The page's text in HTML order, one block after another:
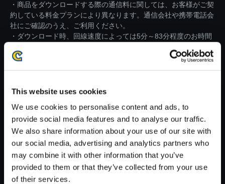
This website uses cookies
We use cookies to personalise content and ads, to
provide social media features and to analyse our traffic.
We also share information about your use of our site with
our social media, advertising and analytics partners who
may combine it with other information that you’ve
provided to them or that they’ve collected from your use
of their services.
・商品をダウンロードする際の通信料に関しては、お客様がご契
約している料金プランにより異なります。通信会社や携帯電話会
社にご確認のうえ、ご利用ください。
・ダウンロード時、回線速度によっては5分～83分程度のお時間
※ご購入いただいたファイルのダウンロードの際には、通信環境
【単曲】プラグマタ オリジナル
サウンドトラック Synopsis
150円